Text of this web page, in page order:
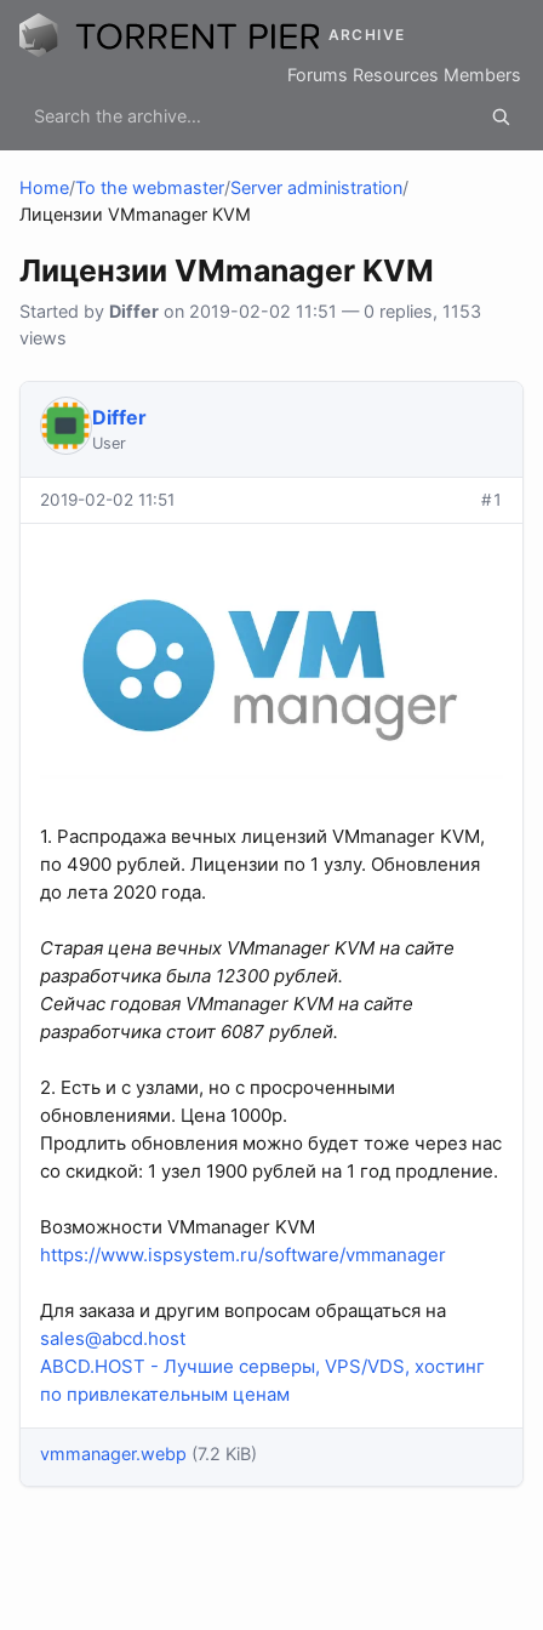
ARCHIVE
Forums Resources Members
Home/To the webmaster/Server administration/
Лицензии VMmanager KVM
Лицензии VMmanager KVM
Started by Differ on 2019-02-02 11:51 — 0 replies, 1153
views
Differ
User
2019-02-02 11:51 #1
1. Распродажа вечных лицензий VMmanager KVM,
по 4900 рублей. Лицензии по 1 узлу. Обновления
до лета 2020 года.
Старая цена вечных VMmanager KVM на сайте
разработчика была 12300 рублей.
Сейчас годовая VMmanager KVM на сайте
разработчика стоит 6087 рублей.
2. Есть и с узлами, но с просроченными
обновлениями. Цена 1000р.
Продлить обновления можно будет тоже через нас
со скидкой: 1 узел 1900 рублей на 1 год продление.
Возможности VMmanager KVM
https://www.ispsystem.ru/software/vmmanager
Для заказа и другим вопросам обращаться на
sales@abcd.host
ABCD.HOST - Лучшие серверы, VPS/VDS, хостинг
по привлекательным ценам
vmmanager.webp (7.2 KiB)